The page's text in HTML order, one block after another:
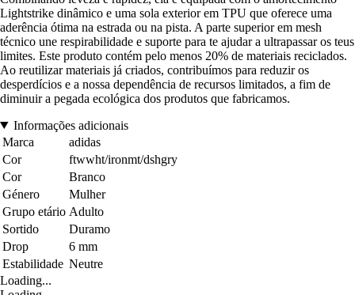
Lightstrike dinâmico e uma sola exterior em TPU que oferece uma
aderência ótima na estrada ou na pista. A parte superior em mesh
técnico une respirabilidade e suporte para te ajudar a ultrapassar os teus
limites. Este produto contém pelo menos 20% de materiais reciclados.
Ao reutilizar materiais já criados, contribuímos para reduzir os
desperdícios e a nossa dependência de recursos limitados, a fim de
diminuir a pegada ecológica dos produtos que fabricamos.
Informações adicionais
Marca
adidas
Cor
ftwwht/ironmt/dshgry
Cor
Branco
Género
Mulher
Grupo etário Adulto
Sortido
Duramo
Drop
6 mm
Estabilidade Neutre
Loading...